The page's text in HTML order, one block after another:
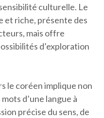
culturelle. Le
et riche, présente des
mais offre
d’exploration
le coréen implique non
d’une langue à
précise du sens, de